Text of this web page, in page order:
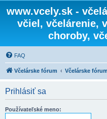
www.vcely.sk -
včiel, včelárenie,
choroby,
FAQ
Včelárske fórum Včelárske fórum
Prihlásiť sa
Používateľské meno: